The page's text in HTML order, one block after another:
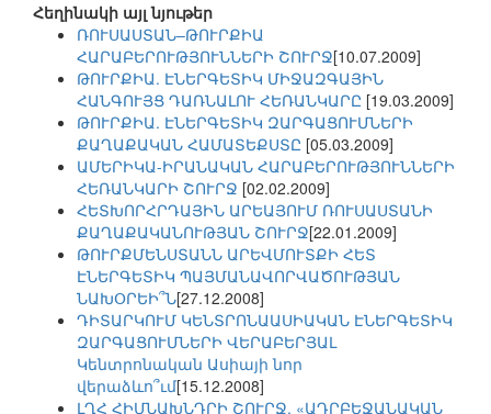
Հեղինակի այլ նյութեր
ՌՈՒՍԱՍՏԱՆ–ԹՈՒՐՔԻԱ
ՀԱՐԱԲԵՐՈՒԹՅՈՒՆՆԵՐԻ ՇՈՒՐՋ[10.07.2009]
ԹՈՒՐՔԻԱ. ԷՆԵՐԳԵՏԻԿ ՄԻՋԱԶԳԱՅԻՆ
ՀԱՆԳՈՒՅՑ ԴԱՌՆԱԼՈՒ ՀԵՌԱՆԿԱՐԸ [19.03.2009]
ԹՈՒՐՔԻԱ. ԷՆԵՐԳԵՏԻԿ ԶԱՐԳԱՑՈՒՄՆԵՐԻ
ՔԱՂԱՔԱԿԱՆ ՀԱՄԱՏԵՔՍՏԸ [05.03.2009]
ԱՄԵՐԻԿԱ-ԻՐԱՆԱԿԱՆ ՀԱՐԱԲԵՐՈՒԹՅՈՒՆՆԵՐԻ
ՀԵՌԱՆԿԱՐԻ ՇՈՒՐՋ [02.02.2009]
ՀԵՏԽՈՐՀՐԴԱՅԻՆ ԱՐԵԱՅՈՒՄ ՌՈՒՍԱՍՏԱՆԻ
ՔԱՂԱՔԱԿԱՆՈՒԹՅԱՆ ՇՈՒՐՋ[22.01.2009]
ԹՈՒՐՔՄԵՆՍՏԱՆՆ ԱՐԵՎՄՈՒՏՔԻ ՀԵՏ
ԷՆԵՐԳԵՏԻԿ ՊԱՅՄԱՆԱՎՈՐՎԱԾՈՒԹՅԱՆ
ՆԱԽՕՐԵԻ՞Ն[27.12.2008]
ԴԻՏԱՐԿՈՒՄ ԿԵՆՏՐՈՆԱԱՍԻԱԿԱՆ ԷՆԵՐԳԵՏԻԿ
ԶԱՐԳԱՑՈՒՄՆԵՐԻ ՎԵՐԱԲԵՐՅԱԼ
Կենտրոնական Ասիայի նոր
վերաձևո՞ւմ[15.12.2008]
ԼՂՀ ՀԻՄՆԱԽՆԴՐԻ ՇՈՒՐՋ. «ԱԴՐԲԵՋԱՆԱԿԱՆ